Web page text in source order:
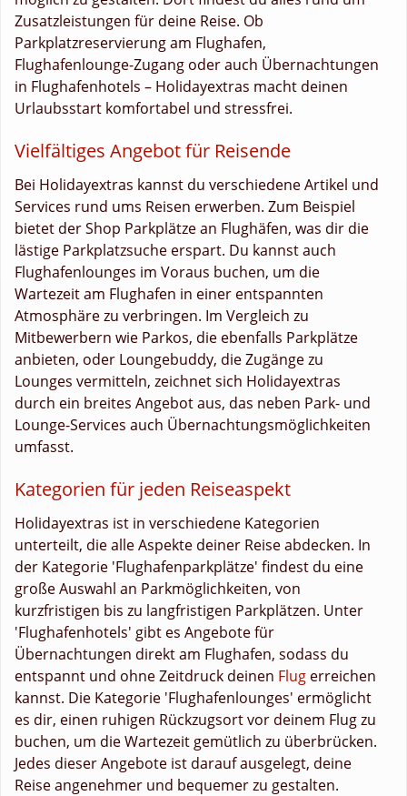
Zusatzleistungen für deine Reise. Ob
Parkplatzreservierung am Flughafen,
Flughafenlounge-Zugang oder auch Übernachtungen
in Flughafenhotels – Holidayextras macht deinen
Urlaubsstart komfortabel und stressfrei.
Vielfältiges Angebot für Reisende
Bei Holidayextras kannst du verschiedene Artikel und
Services rund ums Reisen erwerben. Zum Beispiel
bietet der Shop Parkplätze an Flughäfen, was dir die
lästige Parkplatzsuche erspart. Du kannst auch
Flughafenlounges im Voraus buchen, um die
Wartezeit am Flughafen in einer entspannten
Atmosphäre zu verbringen. Im Vergleich zu
Mitbewerbern wie Parkos, die ebenfalls Parkplätze
anbieten, oder Loungebuddy, die Zugänge zu
Lounges vermitteln, zeichnet sich Holidayextras
durch ein breites Angebot aus, das neben Park- und
Lounge-Services auch Übernachtungsmöglichkeiten
umfasst.
Kategorien für jeden Reiseaspekt
Holidayextras ist in verschiedene Kategorien
unterteilt, die alle Aspekte deiner Reise abdecken. In
der Kategorie 'Flughafenparkplätze' findest du eine
große Auswahl an Parkmöglichkeiten, von
kurzfristigen bis zu langfristigen Parkplätzen. Unter
'Flughafenhotels' gibt es Angebote für
Übernachtungen direkt am Flughafen, sodass du
entspannt und ohne Zeitdruck deinen Flug erreichen
kannst. Die Kategorie 'Flughafenlounges' ermöglicht
es dir, einen ruhigen Rückzugsort vor deinem Flug zu
buchen, um die Wartezeit gemütlich zu überbrücken.
Jedes dieser Angebote ist darauf ausgelegt, deine
Reise angenehmer und bequemer zu gestalten.